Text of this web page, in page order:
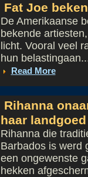
Fat Joe
De Amerikaanse
bekende
licht. Vooral veel
hun
Read More
Rihanna
haar landgoed
Rihanna die
Barbados is werd
een ongewenste
hekken